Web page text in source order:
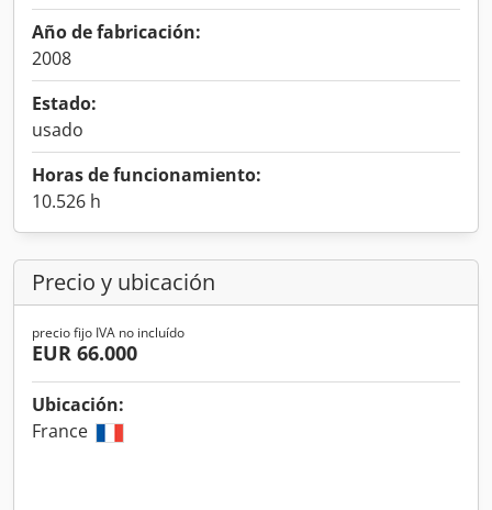
Año de fabricación:
2008
Estado:
usado
Horas de funcionamiento:
10.526 h
Precio y ubicación
precio fijo IVA no incluído
EUR 66.000
Ubicación:
France